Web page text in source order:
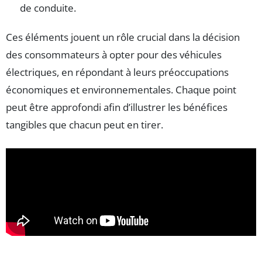
de conduite.
Ces éléments jouent un rôle crucial dans la décision
des consommateurs à opter pour des véhicules
électriques, en répondant à leurs préoccupations
économiques et environnementales. Chaque point
peut être approfondi afin d’illustrer les bénéfices
tangibles que chacun peut en tirer.